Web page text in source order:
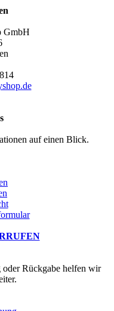
GmbH
auf einen Blick.
Rückgabe helfen wir